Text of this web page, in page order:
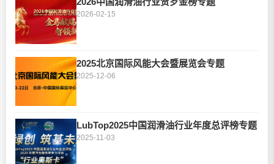
2026-02-15
2025北京国际风能大会暨展览会专题
2025-12-06
LubTop2025中国润滑油行业年度总评榜专题
2025-11-03